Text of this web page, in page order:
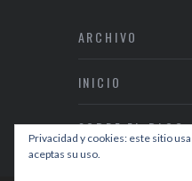
ARCHIVO
INICIO
SOBRE EL BLOG
Privacidad y cookies: este sitio
aceptas su uso.